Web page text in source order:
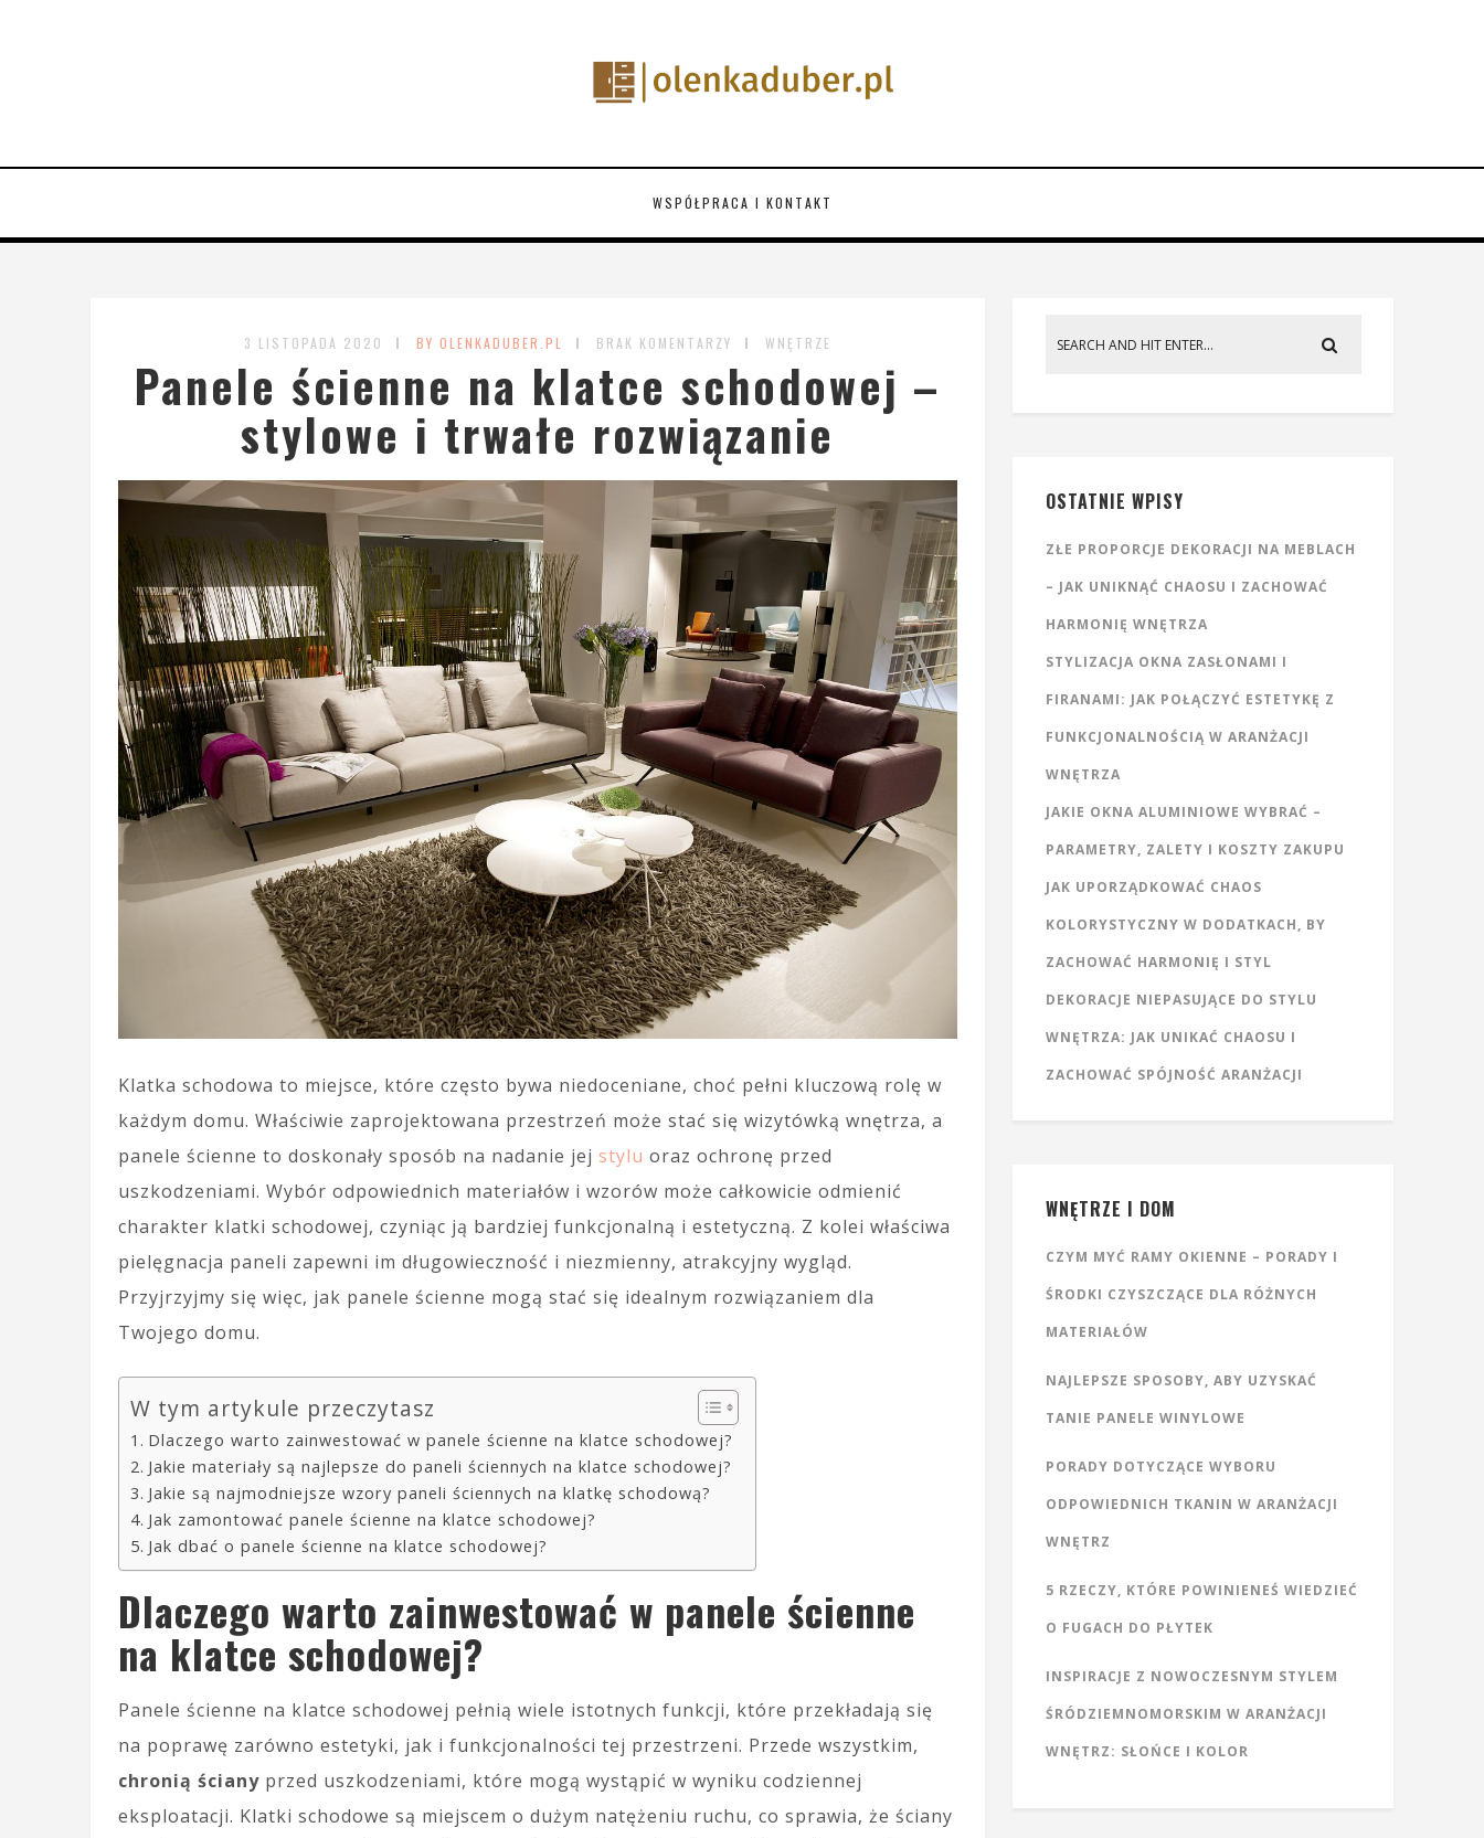
WSPÓŁPRACA I KONTAKT
3 LISTOPADA 2020 BY OLENKADUBER.PL BRAK KOMENTARZY WNĘTRZE
Panele ścienne na klatce schodowej –
stylowe i trwałe rozwiązanie
Klatka schodowa to miejsce, które często bywa niedoceniane, choć pełni kluczową rolę w
każdym domu. Właściwie zaprojektowana przestrzeń może stać się wizytówką wnętrza, a
panele ścienne to doskonały sposób na nadanie jej stylu oraz ochronę przed
uszkodzeniami. Wybór odpowiednich materiałów i wzorów może całkowicie odmienić
charakter klatki schodowej, czyniąc ją bardziej funkcjonalną i estetyczną. Z kolei właściwa
pielęgnacja paneli zapewni im długowieczność i niezmienny, atrakcyjny wygląd.
Przyjrzyjmy się więc, jak panele ścienne mogą stać się idealnym rozwiązaniem dla
Twojego domu.
W tym artykule przeczytasz
Dlaczego warto zainwestować w panele ścienne na klatce schodowej?
Jakie materiały są najlepsze do paneli ściennych na klatce schodowej?
Jakie są najmodniejsze wzory paneli ściennych na klatkę schodową?
Jak zamontować panele ścienne na klatce schodowej?
Jak dbać o panele ścienne na klatce schodowej?
Dlaczego warto zainwestować w panele ścienne
na klatce schodowej?
Panele ścienne na klatce schodowej pełnią wiele istotnych funkcji, które przekładają się
na poprawę zarówno estetyki, jak i funkcjonalności tej przestrzeni. Przede wszystkim,
chronią ściany przed uszkodzeniami, które mogą wystąpić w wyniku codziennej
eksploatacji. Klatki schodowe są miejscem o dużym natężeniu ruchu, co sprawia, że ściany
OSTATNIE WPISY
ZŁE PROPORCJE DEKORACJI NA MEBLACH
– JAK UNIKNĄĆ CHAOSU I ZACHOWAĆ
HARMONIĘ WNĘTRZA
STYLIZACJA OKNA ZASŁONAMI I
FIRANAMI: JAK POŁĄCZYĆ ESTETYKĘ Z
FUNKCJONALNOŚCIĄ W ARANŻACJI
WNĘTRZA
JAKIE OKNA ALUMINIOWE WYBRAĆ –
PARAMETRY, ZALETY I KOSZTY ZAKUPU
JAK UPORZĄDKOWAĆ CHAOS
KOLORYSTYCZNY W DODATKACH, BY
ZACHOWAĆ HARMONIĘ I STYL
DEKORACJE NIEPASUJĄCE DO STYLU
WNĘTRZA: JAK UNIKAĆ CHAOSU I
ZACHOWAĆ SPÓJNOŚĆ ARANŻACJI
WNĘTRZE I DOM
CZYM MYĆ RAMY OKIENNE – PORADY I
ŚRODKI CZYSZCZĄCE DLA RÓŻNYCH
MATERIAŁÓW
NAJLEPSZE SPOSOBY, ABY UZYSKAĆ
TANIE PANELE WINYLOWE
PORADY DOTYCZĄCE WYBORU
ODPOWIEDNICH TKANIN W ARANŻACJI
WNĘTRZ
5 RZECZY, KTÓRE POWINIENEŚ WIEDZIEĆ
O FUGACH DO PŁYTEK
INSPIRACJE Z NOWOCZESNYM STYLEM
ŚRÓDZIEMNOMORSKIM W ARANŻACJI
WNĘTRZ: SŁOŃCE I KOLOR